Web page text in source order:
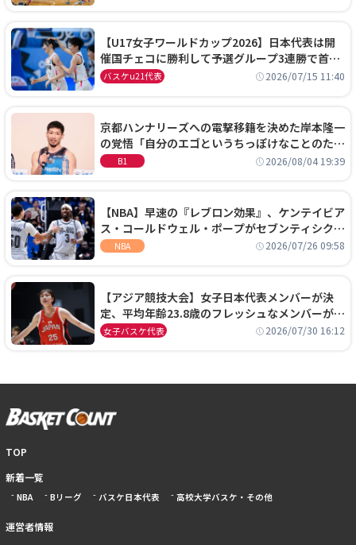
【U17女子ワールドカップ2026】日本代表は開
催国チェコに勝利して予選グループ3連勝で首位
通過！準々決勝の相手はエジプトに決定
バスケu21代表 2026/07/15 11:40
京都ハンナリーズへの電撃移籍を決めた岸本隆一
の覚悟「自分のエゴというちっぽけなことのため
に、京都に来たわけではない」
B1 2026/08/04 19:39
【NBA】早速の『レブロン効果』、ケンテイビア
ス・コールドウェル・ポープがセブンティシクサ
ーズに1年契約で加入
NBA 2026/07/26 09:58
【アジア競技大会】女子日本代表メンバーが決
定、平均年齢23.8歳のフレッシュなメンバーが日
本開催の大舞台で頂点を狙う
女子バスケ代表 2026/07/30 16:12
TOP
新着一覧
NBA Bリーグ バスケ日本代表 高校大学バスケ・その他
運営者情報